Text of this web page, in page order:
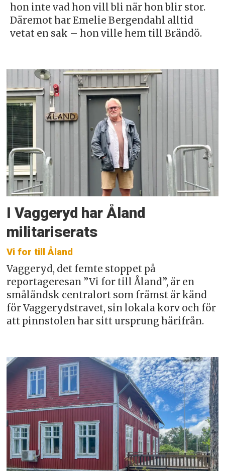
hon inte vad hon vill bli när hon blir stor.
Däremot har Emelie Bergendahl alltid
vetat en sak – hon ville hem till Brändö.
I Vaggeryd har Åland
militariserats
Vi for till Åland
Vaggeryd, det femte stoppet på
reportageresan ”Vi for till Åland”, är en
småländsk centralort som främst är känd
för Vaggerydstravet, sin lokala korv och för
att pinnstolen har sitt ursprung härifrån.